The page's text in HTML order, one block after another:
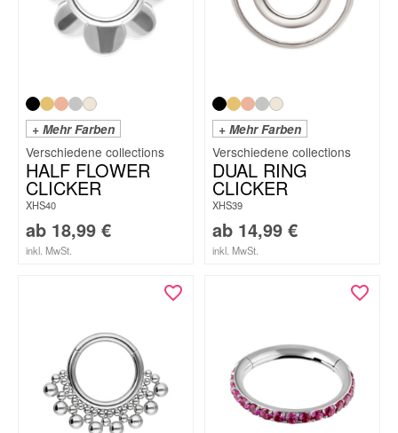
+ Mehr Farben
HALF FLOWER
CLICKER
XHS40
ab 18,99 €
inkl. MwSt.
+ Mehr Farben
DUAL RING
CLICKER
XHS39
ab 14,99 €
inkl. MwSt.